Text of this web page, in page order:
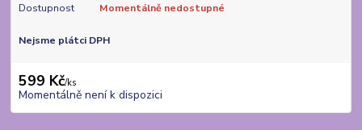
Dostupnost Momentálně nedostupné
Nejsme plátci DPH
599 Kč/ks
Momentálně není k dispozici